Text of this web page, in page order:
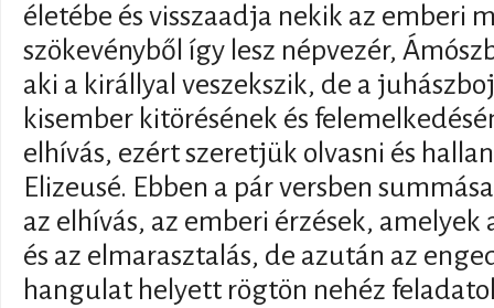
életébe és visszaadja nekik az emberi
szökevényből így lesz népvezér,
aki a királlyal veszekszik, de a
kisember kitörésének és
elhívás, ezért szeretjük olvasni és
Elizeusé. Ebben a pár versben
az elhívás, az emberi érzések, amelyek
és az elmarasztalás, de azután az
hangulat helyett rögtön nehéz